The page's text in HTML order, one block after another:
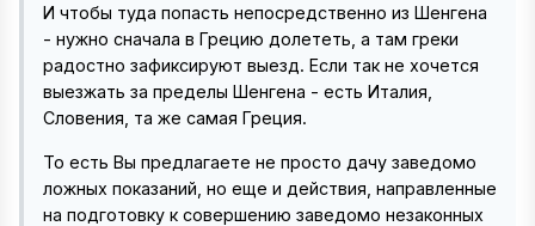
И чтобы туда попасть непосредственно из Шенгена
- нужно сначала в Грецию долететь, а там греки
радостно зафиксируют выезд. Если так не хочется
выезжать за пределы Шенгена - есть Италия,
Словения, та же самая Греция.
То есть Вы предлагаете не просто дачу заведомо
ложных показаний, но еще и действия, направленные
на подготовку к совершению заведомо незаконных